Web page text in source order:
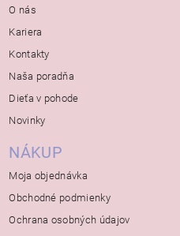
O nás
Kariera
Kontakty
Naša poradňa
Dieťa v pohode
Novinky
NÁKUP
Moja objednávka
Obchodné podmienky
Ochrana osobných údajov